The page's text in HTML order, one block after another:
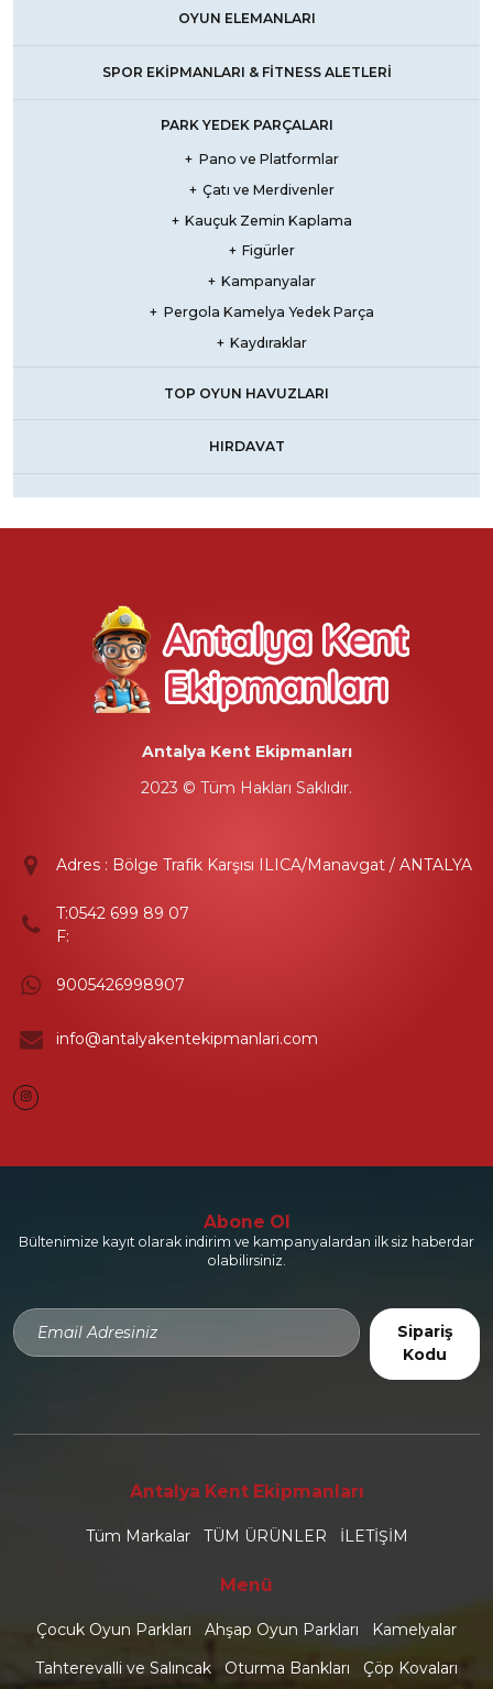
OYUN ELEMANLARI
SPOR EKIPMANLARI & FİTNESS ALETLERI
PARK YEDEK PARÇALARI
Pano ve Platformlar
Çatı ve Merdivenler
Kauçuk Zemin Kaplama
Figürler
Kampanyalar
Pergola Kamelya Yedek Parça
Kaydıraklar
TOP OYUN HAVUZLARI
HIRDAVAT
Antalya Kent Ekipmanları
2023 © Tüm Hakları Saklıdır.
Adres : Bölge Trafik Karşısı ILICA/Manavgat / ANTALYA
T:0542 699 89 07
F:
9005426998907
info@antalyakentekipmanlari.com
Instagram
Abone Ol
Bültenimize kayıt olarak indirim ve kampanyalardan ilk siz haberdar
olabilirsiniz.
Sipariş
Kodu
Antalya Kent Ekipmanları
Tüm Markalar TÜM ÜRÜNLER İLETİŞİM
Menü
Çocuk Oyun Parkları Ahşap Oyun Parkları
Kamelyalar
Tahterevalli ve Salıncak
Oturma Bankları Çöp Kovaları